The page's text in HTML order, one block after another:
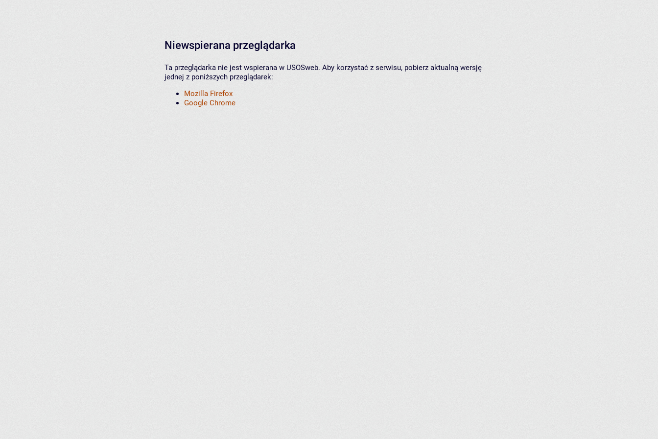
Niewspierana przeglądarka
Ta przeglądarka nie jest wspierana w USOSweb. Aby korzystać z serwisu, pobierz aktualną wersję
jednej z poniższych przeglądarek:
Mozilla Firefox
Google Chrome